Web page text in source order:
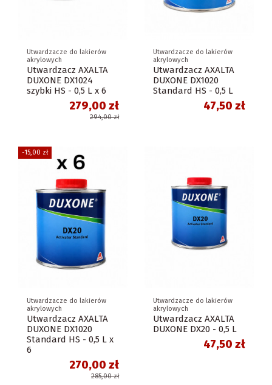
Utwardzacze do lakierów
akrylowych
Utwardzacz AXALTA
DUXONE DX1024
szybki HS - 0,5 L x 6
279,00 zł
294,00 zł
Utwardzacze do lakierów
akrylowych
Utwardzacz AXALTA
DUXONE DX1020
Standard HS - 0,5 L
47,50 zł
-15,00 zł
Utwardzacze do lakierów
akrylowych
Utwardzacz AXALTA
DUXONE DX1020
Standard HS - 0,5 L x
6
270,00 zł
285,00 zł
Utwardzacze do lakierów
akrylowych
Utwardzacz AXALTA
DUXONE DX20 - 0,5 L
47,50 zł